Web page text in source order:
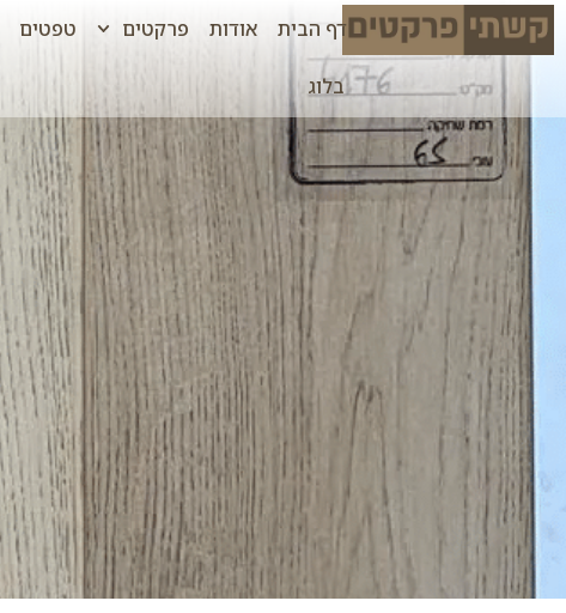
דף הבית אודות פרקטים טפטים
בלוג